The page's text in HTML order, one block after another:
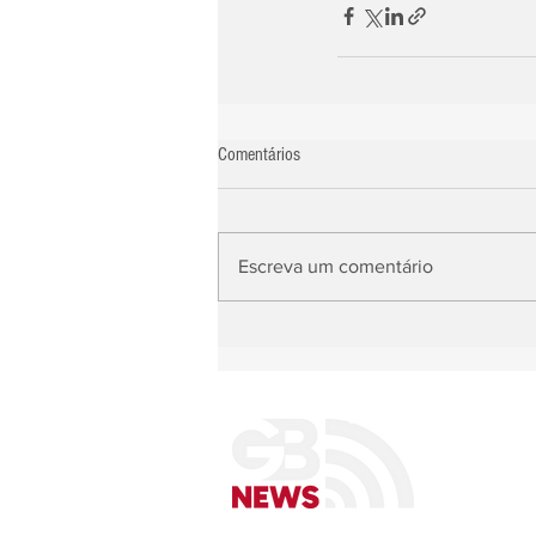
Comentários
Escreva um comentário